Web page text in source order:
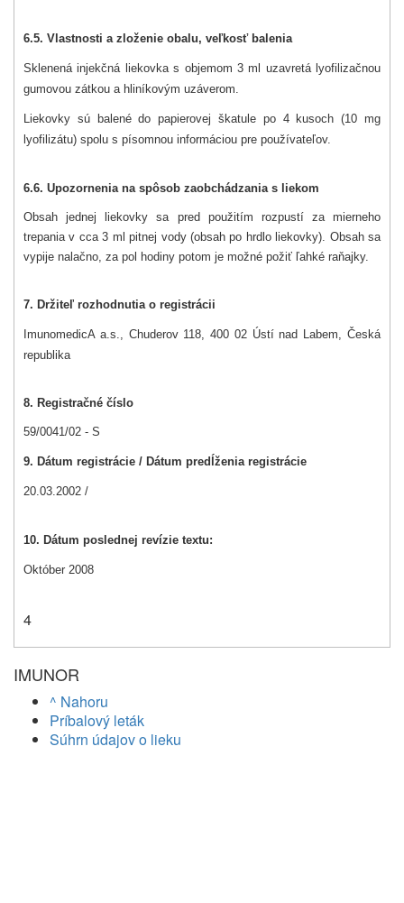
6.5. Vlastnosti a zloženie obalu, veľkosť balenia
Sklenená injekčná liekovka s objemom 3 ml uzavretá lyofilizačnou
gumovou zátkou a hliníkovým uzáverom.
Liekovky sú balené do papierovej škatule po 4 kusoch (10 mg
lyofilizátu) spolu s písomnou informáciou pre používateľov.
6.6. Upozornenia na spôsob zaobchádzania s liekom
Obsah jednej liekovky sa pred použitím rozpustí za mierneho
trepania v cca 3 ml pitnej vody (obsah po hrdlo liekovky). Obsah sa
vypije nalačno, za pol hodiny potom je možné požiť ľahké raňajky.
7. Držiteľ rozhodnutia o registrácii
ImunomedicA a.s., Chuderov 118, 400 02 Ústí nad Labem, Česká
republika
8. Registračné číslo
59/0041/02 - S
9. Dátum registrácie / Dátum predĺženia registrácie
20.03.2002 /
10. Dátum poslednej revízie textu:
Október 2008
4
IMUNOR
^ Nahoru
Príbalový leták
Súhrn údajov o lieku